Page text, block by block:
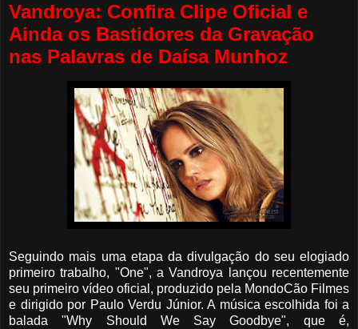
Vandroya: Confira Clipe Oficial e
Ainda os Bastidores da Gravação
nas Palavras de Daísa Munhoz
Seguindo mais uma etapa da divulgação do seu elogiado
primeiro trabalho, "One", a Vandroya lançou recentemente
seu primeiro vídeo oficial, produzido pela MondoCão Filmes
e dirigido por Paulo Verdu Júnior. A música escolhida foi a
balada "Why Should We Say Goodbye", que é,